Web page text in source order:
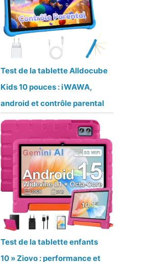
Test de la tablette Alldocube
Kids 10 pouces : iWAWA,
android et contrôle parental
Test de la tablette enfants
10 » Ziovo : performance et